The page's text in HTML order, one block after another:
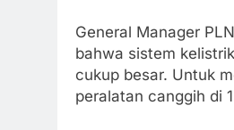
General Manager
bahwa sistem
cukup besar. Untuk
peralatan canggih di